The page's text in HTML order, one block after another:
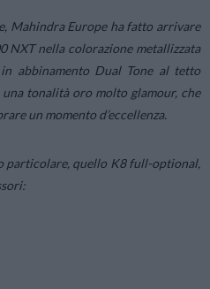
Mahindra Europe ha fatto arrivare
NXT nella colorazione metallizzata
abbinamento Dual Tone al tetto
tonalità oro molto glamour, che
un momento d’eccellenza.
particolare, quello K8 full-optional,